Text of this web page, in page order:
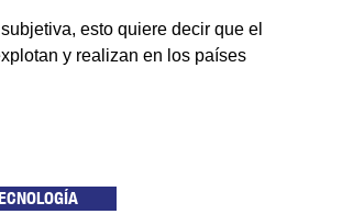
esto quiere decir que el
y realizan en los países